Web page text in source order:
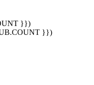
}})
}})